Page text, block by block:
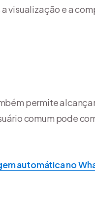
visualização e a
permite
comum pode
automática no